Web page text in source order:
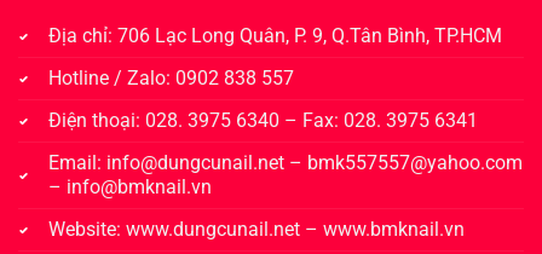
Địa chỉ: 706 Lạc Long Quân, P. 9, Q.Tân Bình, TP.HCM
Hotline / Zalo: 0902 838 557
Điện thoại: 028. 3975 6340 – Fax: 028. 3975 6341
Email: info@dungcunail.net– bmk557557@yahoo.com
– info@bmknail.vn
Website: www.dungcunail.net– www.bmknail.vn